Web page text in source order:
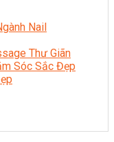
Nail
Thư Giãn
Sóc Sắc Đẹp